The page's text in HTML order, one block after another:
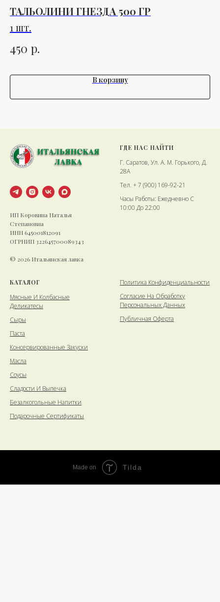
ТАЛЬОЛИНИ ГНЕЗДА 500 ГР
1 шт.
450 р.
В корзину
ИП Коровина Наталья
Степановна
ИНН 645001812091
ОГРНИП 322645700089343
© 2026 Итальянская лавка
ГДЕ НАС НАЙТИ
Г. Саратов, Ул. А. М. Горького, Д.
28А
Тел. + 7 (900) 169-92-21
Часы Работы: Ежедневно С
10:00 До 22:00
КАТАЛОГ
Мясные И Колбасные
Деликатесы
Сыры
Паста
Консервированные Закуски
Масла
Соусы
Сладости И Выпечка
Безалкогольные Напитки
Подарочные Сертификаты
Политика Конфиденциальности
Cогласие На Обработку
Персональных Данных
Публичная Оферта
Made on Tilda